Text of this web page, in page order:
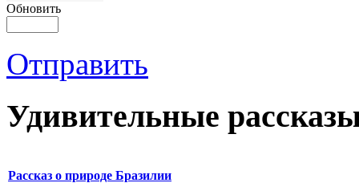
Обновить
Отправить
Удивительные
Рассказ о природе Бразилии